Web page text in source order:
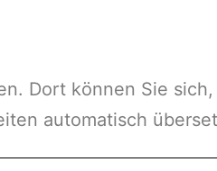
Dort können Sie
automatisch